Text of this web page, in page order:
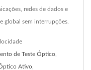
redes de dados e
global sem interrupções.
de Teste Óptico
Ativo